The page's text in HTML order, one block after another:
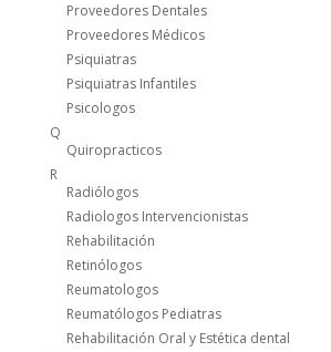
Proveedores Dentales
Proveedores Médicos
Psiquiatras
Psiquiatras Infantiles
Psicologos
Q
Quiropracticos
R
Radiólogos
Radiologos Intervencionistas
Rehabilitación
Retinólogos
Reumatologos
Reumatólogos Pediatras
Rehabilitación Oral y Estética dental